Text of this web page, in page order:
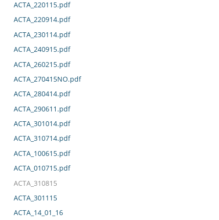
ACTA_220115.pdf
ACTA_220914.pdf
ACTA_230114.pdf
ACTA_240915.pdf
ACTA_260215.pdf
ACTA_270415NO.pdf
ACTA_280414.pdf
ACTA_290611.pdf
ACTA_301014.pdf
ACTA_310714.pdf
ACTA_100615.pdf
ACTA_010715.pdf
ACTA_310815
ACTA_301115
ACTA_14_01_16